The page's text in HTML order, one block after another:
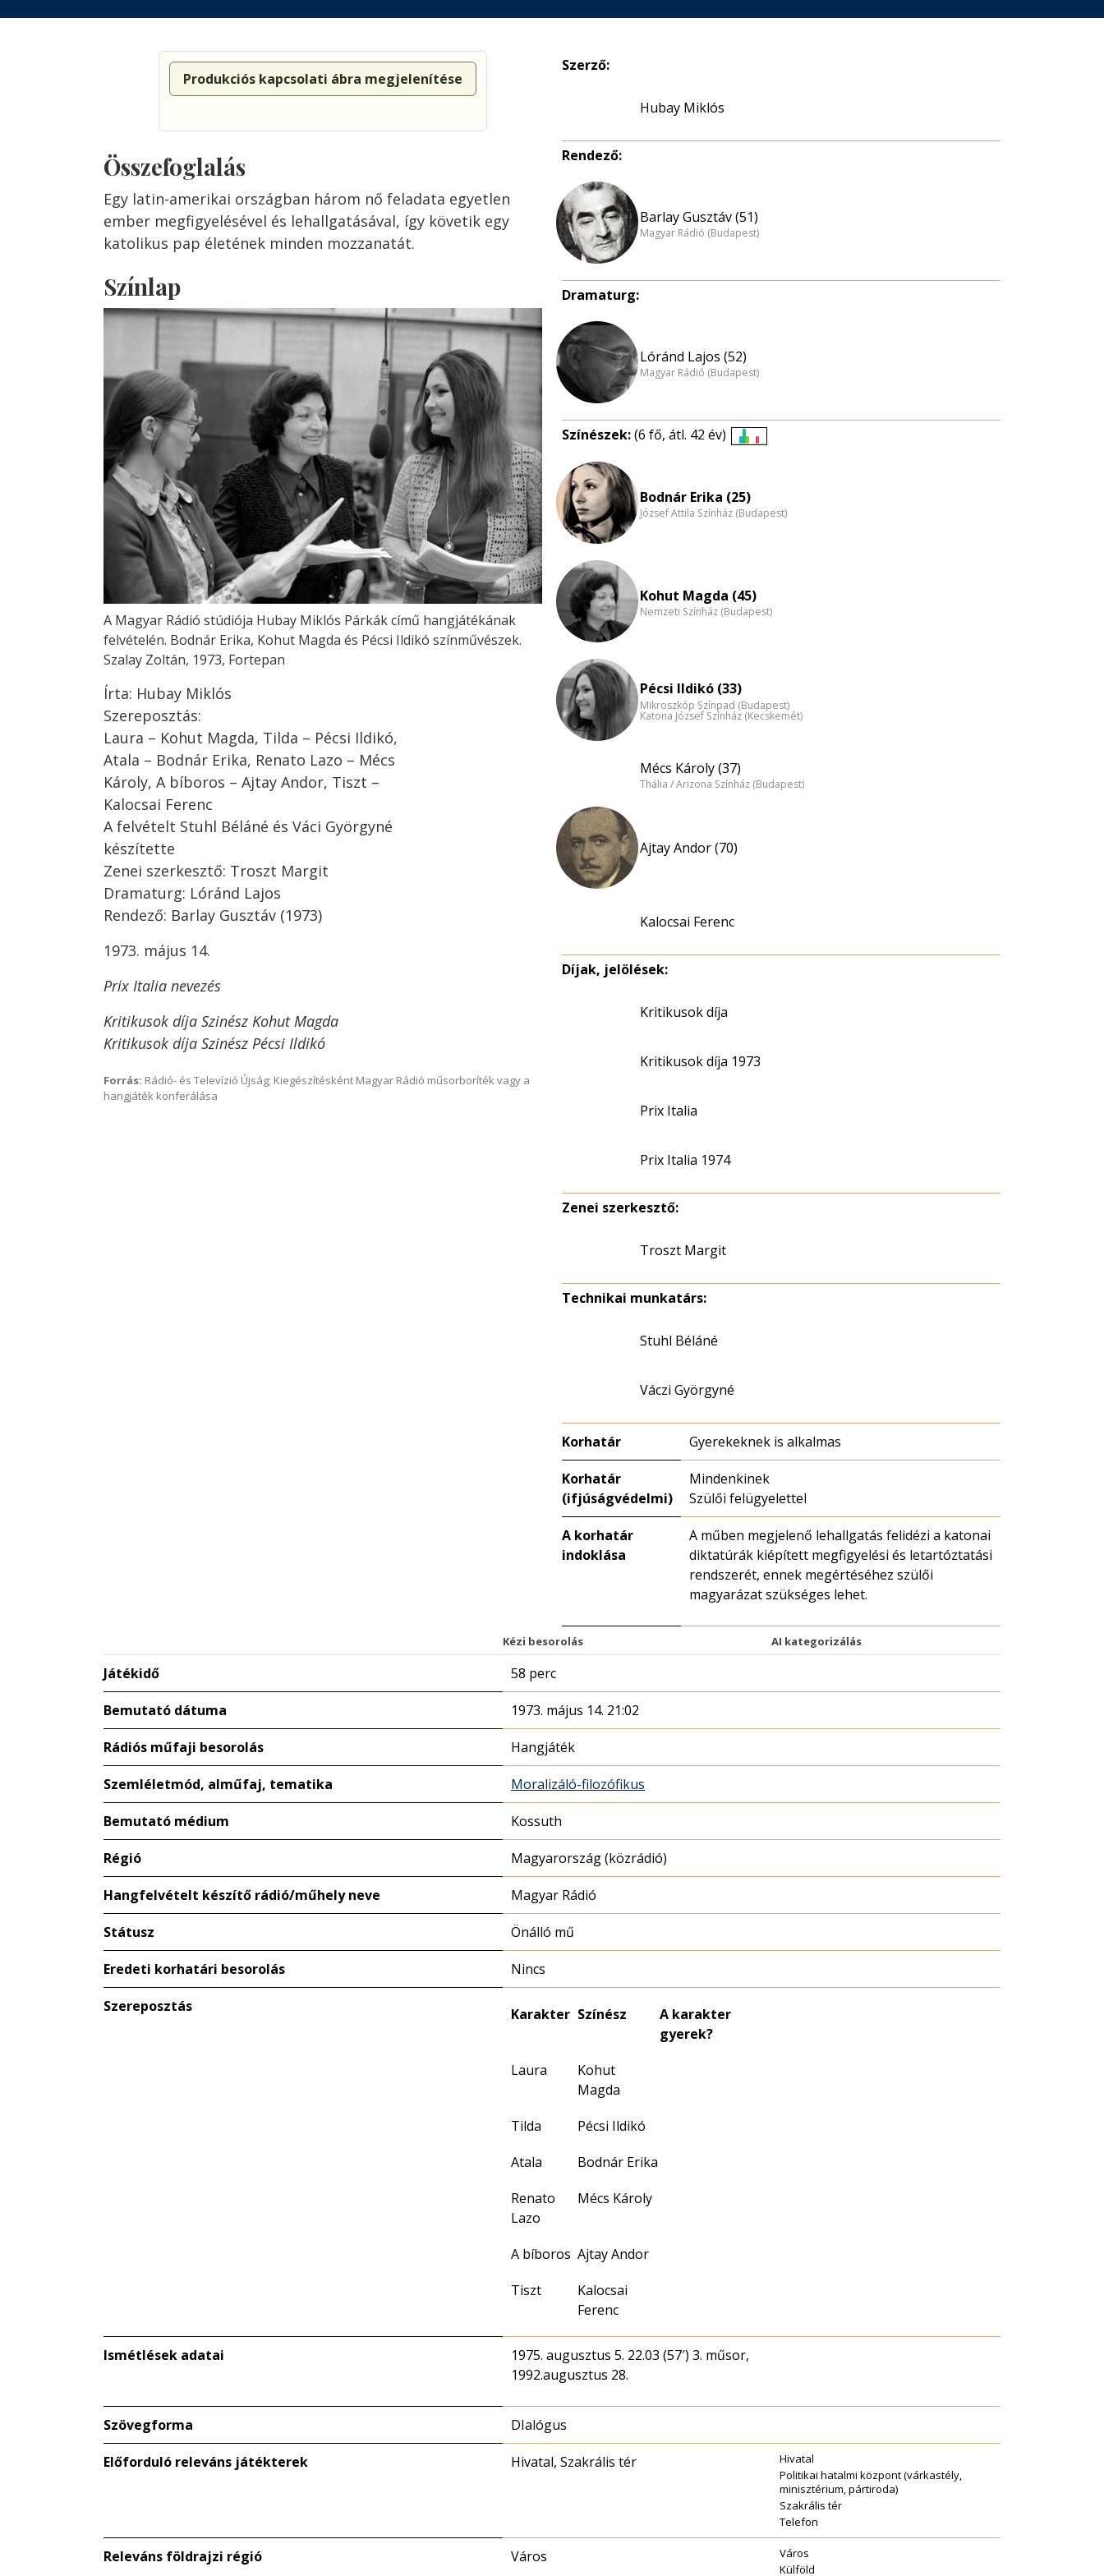
Produkciós kapcsolati ábra megjelenítése
Összefoglalás
Egy latin-amerikai országban három nő feladata egyetlen
ember megfigyelésével és lehallgatásával, így követik egy
katolikus pap életének minden mozzanatát.
Színlap
A Magyar Rádió stúdiója Hubay Miklós Párkák című hangjátékának
felvételén. Bodnár Erika, Kohut Magda és Pécsi Ildikó színművészek.
Szalay Zoltán, 1973, Fortepan
Írta: Hubay Miklós
Szereposztás:
Laura – Kohut Magda, Tilda – Pécsi Ildikó,
Atala – Bodnár Erika, Renato Lazo – Mécs
Károly, A bíboros – Ajtay Andor, Tiszt –
Kalocsai Ferenc
A felvételt Stuhl Béláné és Váci Györgyné
készítette
Zenei szerkesztő: Troszt Margit
Dramaturg: Lóránd Lajos
Rendező: Barlay Gusztáv (1973)
1973. május 14.
Prix Italia nevezés
Kritikusok díja Szinész Kohut Magda
Kritikusok díja Szinész Pécsi Ildikó
Forrás: Rádió- és Televízió Újság; Kiegészítésként Magyar Rádió műsorboríték vagy a
hangjáték konferálása
Szerző:
Hubay Miklós
Rendező:
Barlay Gusztáv (51)
Magyar Rádió (Budapest)
Dramaturg:
Lóránd Lajos (52)
Magyar Rádió (Budapest)
Színészek:(6 fő, átl. 42 év)
nagyítása
Bodnár Erika (25)
József Attila Színház (Budapest)
Kohut Magda (45)
Nemzeti Színház (Budapest)
Pécsi Ildikó (33)
Mikroszkóp Színpad (Budapest)
Katona József Színház (Kecskemét)
Mécs Károly (37)
Thália / Arizona Színház (Budapest)
Ajtay Andor (70)
Kalocsai Ferenc
Díjak, jelölések:
Kritikusok díja
Kritikusok díja 1973
Prix Italia
Prix Italia 1974
Zenei szerkesztő:
Troszt Margit
Technikai munkatárs:
Stuhl Béláné
Váczi Györgyné
Korhatár Gyerekeknek is alkalmas
Korhatár
(ifjúságvédelmi)
Mindenkinek
Szülői felügyelettel
A korhatár
indoklása
A műben megjelenő lehallgatás felidézi a katonai
diktatúrák kiépített megfigyelési és letartóztatási
rendszerét, ennek megértéséhez szülői
magyarázat szükséges lehet.
Kézi besorolás AI kategorizálás
Játékidő 58 perc
Bemutató dátuma 1973. május 14. 21:02
Rádiós műfaji besorolás Hangjáték
Szemléletmód, alműfaj, tematika Moralizáló-filozófikus
Bemutató médium Kossuth
Régió Magyarország (közrádió)
Hangfelvételt készítő rádió/műhely neve Magyar Rádió
Státusz Önálló mű
Eredeti korhatári besorolás Nincs
Szereposztás Karakter Színész
A karakter
gyerek?
Laura
Kohut
Magda
Tilda
Pécsi Ildikó
Atala
Bodnár Erika
Renato
Lazo
Mécs Károly
A bíboros Ajtay Andor
Tiszt
Kalocsai
Ferenc
Ismétlések adatai
1975. augusztus 5. 22.03 (57′) 3. műsor,
1992.augusztus 28.
Szövegforma DIalógus
Előforduló releváns játékterek Hivatal, Szakrális tér
Hivatal
Politikai hatalmi központ (várkastély,
minisztérium, pártiroda)
Szakrális tér
Telefon
Releváns földrajzi régió Város
Város
Külföld